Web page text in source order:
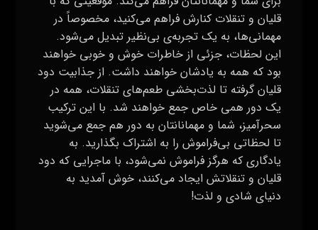
قلیان و تنقلات کنارش فراهم می‌کنید، مخصوصاً در
مهمانی‌ها، به یک تجربه‌ی بی‌نظیر تبدیل می‌شود.
این لحظات، جزئی از خاطرات خوش و خوبی خواهند
بود که همه به یادشان خواهند داشت. از جذابیت دود
قلیان گرفته تا لذت‌بخشی طعم‌های تنقلات، همه در
یک دور همی خاص جمع خواهند شد. با این ترکیب
سحرآمیز، شما و مهمانانتان به دور هم جمع می‌شوید
تا لحظاتی بی‌فراموش را به اشتراک بگذارید. به
یادگاری که هرگز فراموش نمی‌شود، با ماجرایی که دود
قلیان و تنقلاتش ایجاد می‌کنند، خوش آمدید به
دنیای شادی و لذت!